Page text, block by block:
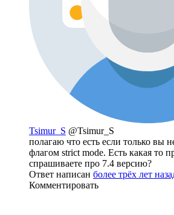
Tsimur_S @Tsimur_S
полагаю что есть если только вы
флагом strict mode. Есть какая то
спрашиваете про 7.4 версию?
Ответ написан более трёх лет
Комментировать